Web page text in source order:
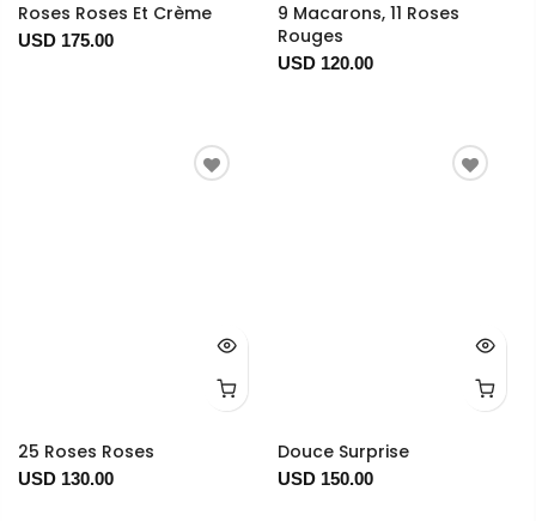
Roses Roses Et Crème
USD 175.00
9 Macarons, 11 Roses
Rouges
USD 120.00
25 Roses Roses
USD 130.00
Douce Surprise
USD 150.00